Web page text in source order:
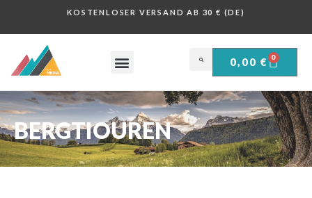
KOSTENLOSER VERSAND AB 30 € (DE)
0,00 € 0
BERGTIOUREN